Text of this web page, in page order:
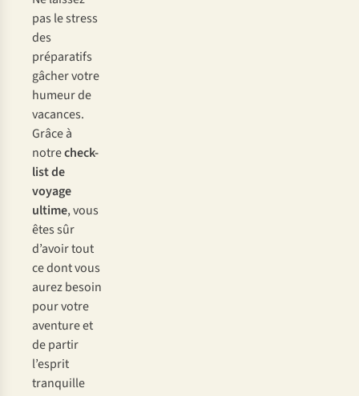
pas le stress
des
préparatifs
gâcher votre
humeur de
vacances.
Grâce à
notrecheck-
list de
voyage
ultime, vous
êtes sûr
d’avoir tout
ce dont vous
aurez besoin
pour votre
aventure et
de partir
l’esprit
tranquille